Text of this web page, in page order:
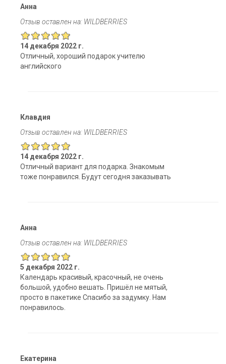
Анна
Отзыв оставлен на: WILDBERRIES
14 декабря 2022 г.
Отличный, хороший подарок учителю
английского
Клавдия
Отзыв оставлен на: WILDBERRIES
14 декабря 2022 г.
Отличный вариант для подарка. Знакомым
тоже понравился. Будут сегодня заказывать
Анна
Отзыв оставлен на: WILDBERRIES
5 декабря 2022 г.
Календарь красивый, красочный, не очень
большой, удобно вешать. Пришёл не мятый,
просто в пакетике Спасибо за задумку. Нам
понравилось.
Екатерина